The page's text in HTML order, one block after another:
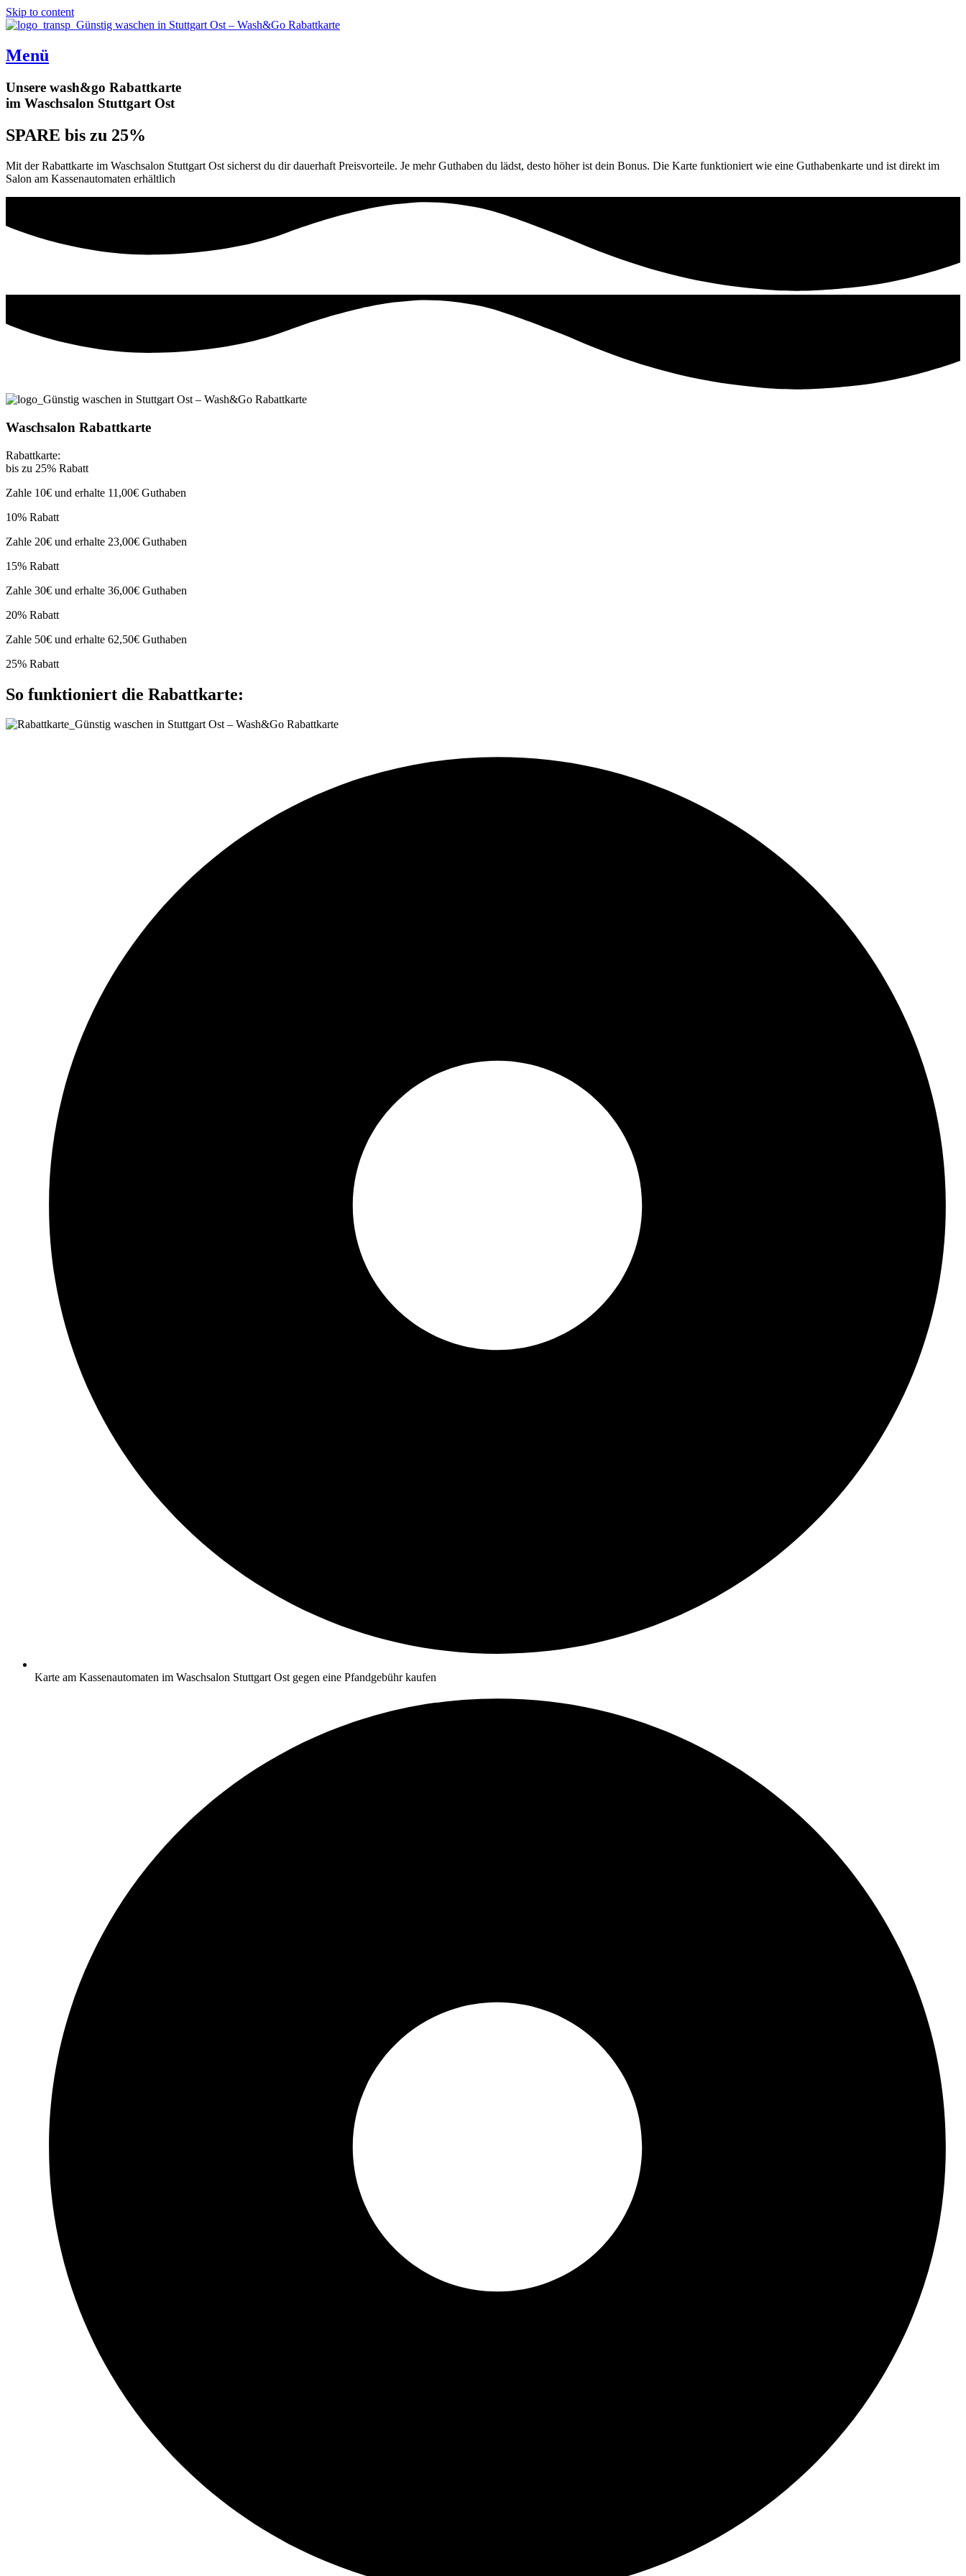
Skip to content
Menü
Unsere wash&go Rabattkarte
im Waschsalon Stuttgart Ost
SPARE bis zu 25%
Mit der Rabattkarte im Waschsalon Stuttgart Ost sicherst du dir dauerhaft Preisvorteile. Je mehr Guthaben du lädst, desto höher ist dein Bonus. Die Karte funktioniert wie eine Guthabenkarte und ist direkt im
Salon am Kassenautomaten erhältlich
Waschsalon Rabattkarte
Rabattkarte:
bis zu 25% Rabatt
Zahle 10€ und erhalte 11,00€ Guthaben
10% Rabatt
Zahle 20€ und erhalte 23,00€ Guthaben
15% Rabatt
Zahle 30€ und erhalte 36,00€ Guthaben
20% Rabatt
Zahle 50€ und erhalte 62,50€ Guthaben
25% Rabatt
So funktioniert die Rabattkarte:
Karte am Kassenautomaten im Waschsalon Stuttgart Ost gegen eine Pfandgebühr kaufen